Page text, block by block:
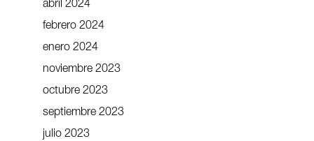
abril 2024
febrero 2024
enero 2024
noviembre 2023
octubre 2023
septiembre 2023
julio 2023